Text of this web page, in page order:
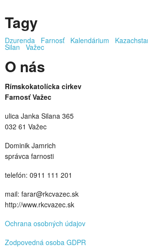
Tagy
Dzurenda Farnosť Kalendárium
Silan Važec
O nás
Rímskokatolícka cirkev
Farnosť Važec
ulica Janka Silana 365
032 61 Važec
Dominik Jamrich
správca farnosti
telefón: 0911 111 201
mail: farar@rkcvazec.sk
http://www.rkcvazec.sk
Ochrana osobných údajov
Zodpovedná osoba GDPR